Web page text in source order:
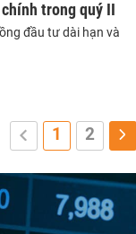
trong quý II
đầu tư dài hạn và
1 2